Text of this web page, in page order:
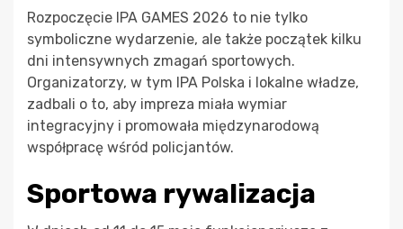
Rozpoczęcie IPA GAMES 2026 to nie tylko
symboliczne wydarzenie, ale także początek kilku
dni intensywnych zmagań sportowych.
Organizatorzy, w tym IPA Polska i lokalne władze,
zadbali o to, aby impreza miała wymiar
integracyjny i promowała międzynarodową
współpracę wśród policjantów.
Sportowa rywalizacja